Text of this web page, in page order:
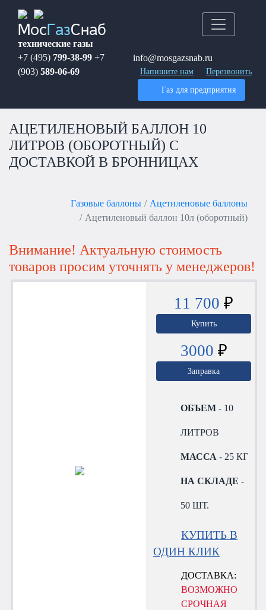
Мос ГазСнаб
технические газы
+7 (495) 799-38-99 +7
(903) 589-06-69
info@mosgazsnab.ru
Напишите нам Перезвонить
Газ для предприятия
АЦЕТИЛЕНОВЫЙ БАЛЛОН 10
ЛИТРОВ (ОБОРОТНЫЙ) С
ДОСТАВКОЙ В БРОННИЦАХ
Газовые баллоны
Ацетиленовые баллоны
Ацетиленовый баллон 10л (оборотный)
Внимание! Актуальную стоимость
товаров просим уточнять у менеджеров!
11 700₽
Купить
3000 ₽
Заправка
ОБЪЕМ - 10
ЛИТРОВ
МАССА - 25 КГ
НА СКЛАДЕ -
50 ШТ.
КУПИТЬ В
ОДИН КЛИК
ДОСТАВКА:
ВОЗМОЖНО
СРОЧНАЯ